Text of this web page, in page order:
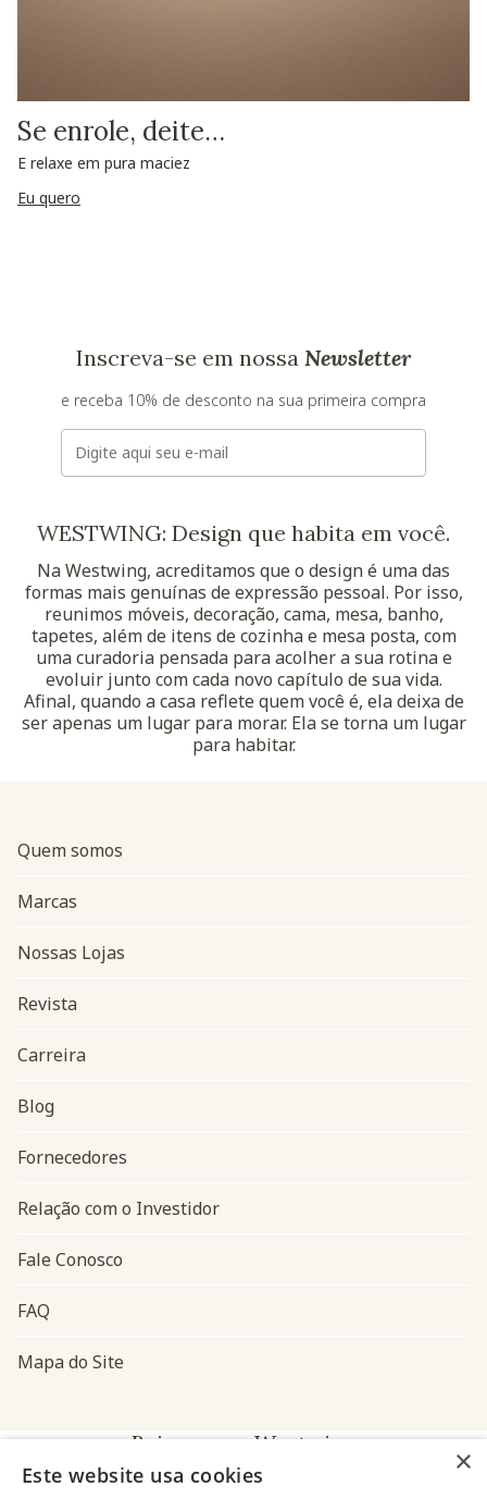
Se enrole, deite…
E relaxe em pura maciez
Eu quero
Inscreva-se em nossa Newsletter
e receba 10% de desconto na sua primeira compra
E-mail
WESTWING: Design que habita em você.
Na Westwing, acreditamos que o design é uma das
formas mais genuínas de expressão pessoal. Por isso,
reunimos móveis, decoração, cama, mesa, banho,
tapetes, além de itens de cozinha e mesa posta, com
uma curadoria pensada para acolher a sua rotina e
evoluir junto com cada novo capítulo de sua vida.
Afinal, quando a casa reflete quem você é, ela deixa de
ser apenas um lugar para morar. Ela se torna um lugar
para habitar.
Navegação do rodapé
Quem somos
Marcas
Nossas Lojas
Revista
Carreira
Blog
Fornecedores
Relação com o Investidor
Fale Conosco
FAQ
Mapa do Site
Baixe o app Westwing
×
Este website usa cookies